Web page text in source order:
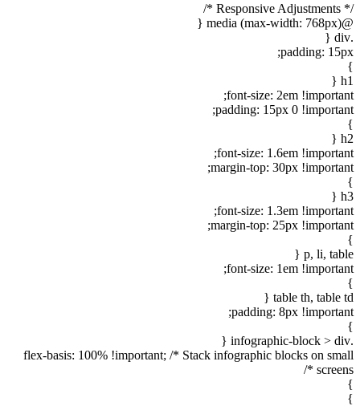
/* Responsive Adjustments */
@media (max-width: 768px) {
.div {
padding: 15px;
}
h1 {
font-size: 2em !important;
padding: 15px 0 !important;
}
h2 {
font-size: 1.6em !important;
margin-top: 30px !important;
}
h3 {
font-size: 1.3em !important;
margin-top: 25px !important;
}
p, li, table {
font-size: 1em !important;
}
table th, table td {
padding: 8px !important;
}
.infographic-block > div {
flex-basis: 100% !important; /* Stack infographic blocks on small
screens */
}
}